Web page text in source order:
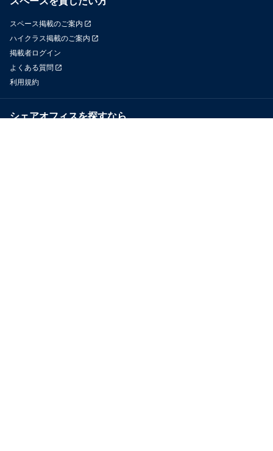
スペース掲載のご案内
ハイクラス掲載のご案内
掲載者ログイン
よくある質問
利用規約
シェアオフィスを探すなら